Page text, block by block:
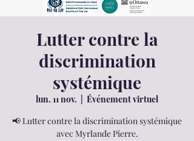
Lutter contre la
discrimination
systémique
lun. 11 nov.
Événement virtuel
📢 Lutter contre la discrimination systémique
avec Myrlande Pierre.